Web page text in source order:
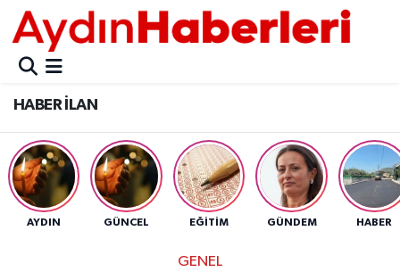
HABER İLAN
AYDIN GÜNCEL EĞİTİM GÜNDEM HABER
GENEL
GÜNCEL
POLİTİKA
BELEDİYELER
ASAYİŞ
Aydın Nöbetçi Eczaneler
Aydın Hava Durumu
Aydin Namaz Vakitleri
Aydın Trafik Yoğunluk Haritası